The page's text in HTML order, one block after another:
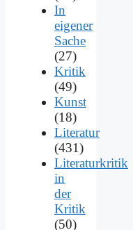
In
eigener
Sache
(27)
Kritik
(49)
Kunst
(18)
Literatur
(431)
Literaturkritik
in
der
Kritik
(50)